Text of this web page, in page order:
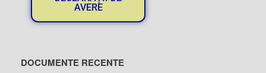
AVERE
DOCUMENTE RECENTE